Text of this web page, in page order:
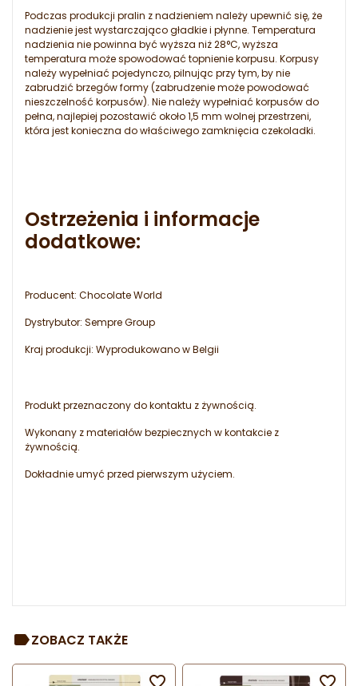
Podczas produkcji pralin z nadzieniem należy upewnić się, że
nadzienie jest wystarczająco gładkie i płynne. Temperatura
nadzienia nie powinna być wyższa niż 28°C, wyższa
temperatura może spowodować topnienie korpusu. Korpusy
należy wypełniać pojedynczo, pilnując przy tym, by nie
zabrudzić brzegów formy (zabrudzenie może powodować
nieszczelność korpusów). Nie należy wypełniać korpusów do
pełna, najlepiej pozostawić około 1,5 mm wolnej przestrzeni,
która jest konieczna do właściwego zamknięcia czekoladki.
Ostrzeżenia i informacje
dodatkowe:
Producent: Chocolate World
Dystrybutor: Sempre Group
Kraj produkcji: Wyprodukowano w Belgii
Produkt przeznaczony do kontaktu z żywnością.
Wykonany z materiałów bezpiecznych w kontakcie z
żywnością.
Dokładnie umyć przed pierwszym użyciem.
ZOBACZ TAKŻE